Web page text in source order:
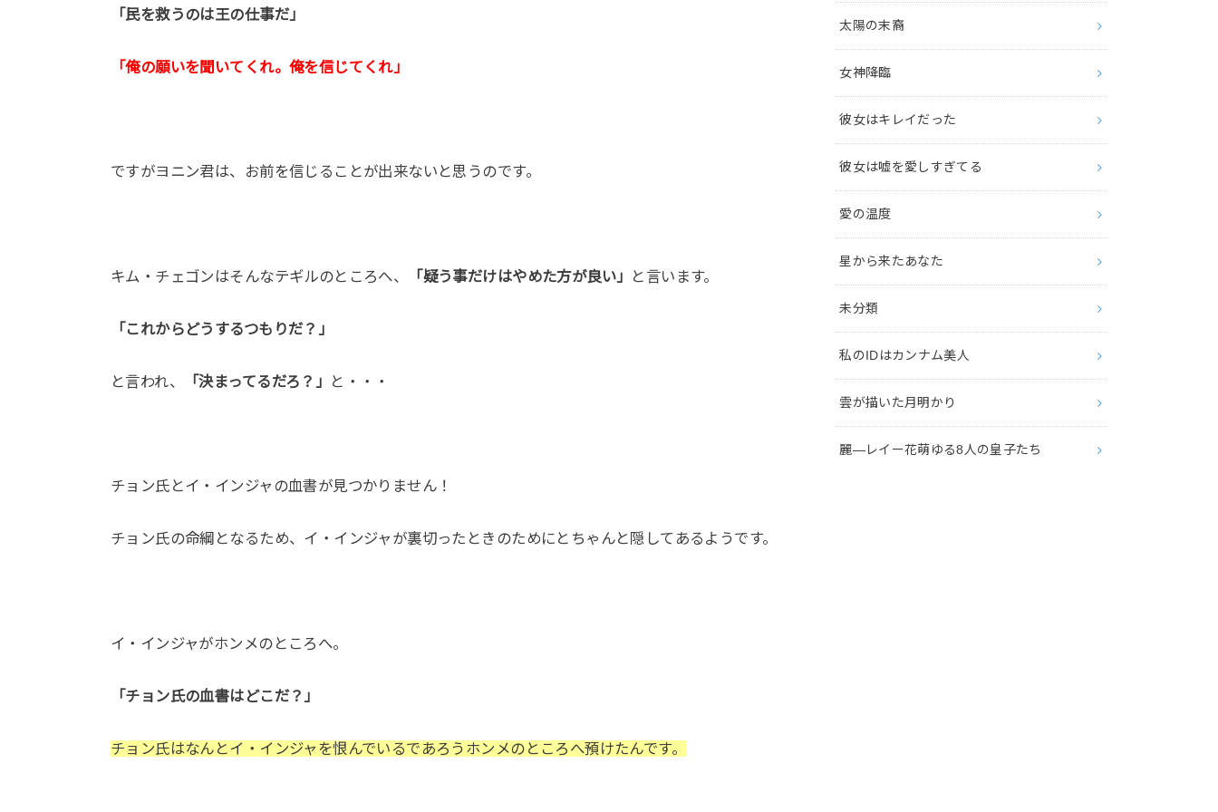
「民を救うのは王の仕事だ」
「俺の願いを聞いてくれ。俺を信じてくれ」
ですがヨニン君は、お前を信じることが出来ないと思うのです。
キム・チェゴンはそんなテギルのところへ、 「疑う事だけはやめた方が良い」 と言います。
「これからどうするつもりだ？」
と言われ、 「決まってるだろ？」 と・・・
チョン氏とイ・インジャの血書が見つかりません！
チョン氏の命綱となるため、イ・インジャが裏切ったときのためにとちゃんと隠してあるようです。
イ・インジャがホンメのところへ。
「チョン氏の血書はどこだ？」
チョン氏はなんとイ・インジャを恨んでいるであろうホンメのところへ預けたんです。
太陽の末裔
女神降臨
彼女はキレイだった
彼女は嘘を愛しすぎてる
愛の温度
星から来たあなた
未分類
私のIDはカンナム美人
雲が描いた月明かり
麗―レイー花萌ゆる8人の皇子たち